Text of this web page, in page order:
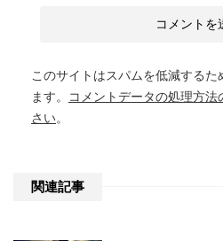
このサイトはスパムを低減する
ます。
コメントデータの処理方
さい。
関連記事